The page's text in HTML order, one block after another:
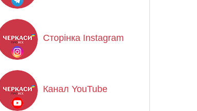
Сторінка Instagram
Канал YouTube